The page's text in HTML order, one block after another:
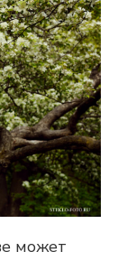
может